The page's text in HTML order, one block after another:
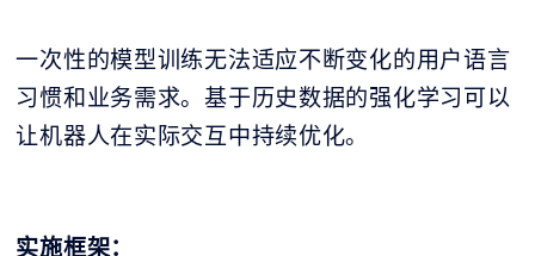
一次性的模型训练无法适应不断变化的用户语言
习惯和业务需求。基于历史数据的强化学习可以
让机器人在实际交互中持续优化。
实施框架：